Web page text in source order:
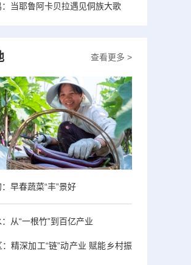
：当耶鲁阿卡贝拉遇见侗族大歌
查看更多 >
早春蔬菜“丰”景好
从“一根竹”到百亿产业
精深加工“链”动产业 赋能乡村振